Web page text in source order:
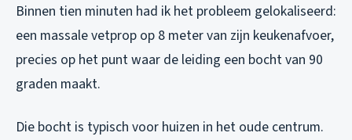
Binnen tien minuten had ik het probleem gelokaliseerd:
een massale vetprop op 8 meter van zijn keukenafvoer,
precies op het punt waar de leiding een bocht van 90
graden maakt.
Die bocht is typisch voor huizen in het oude centrum.